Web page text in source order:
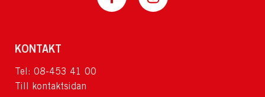
KONTAKT
Tel: 08-453 41 00
Till kontaktsidan